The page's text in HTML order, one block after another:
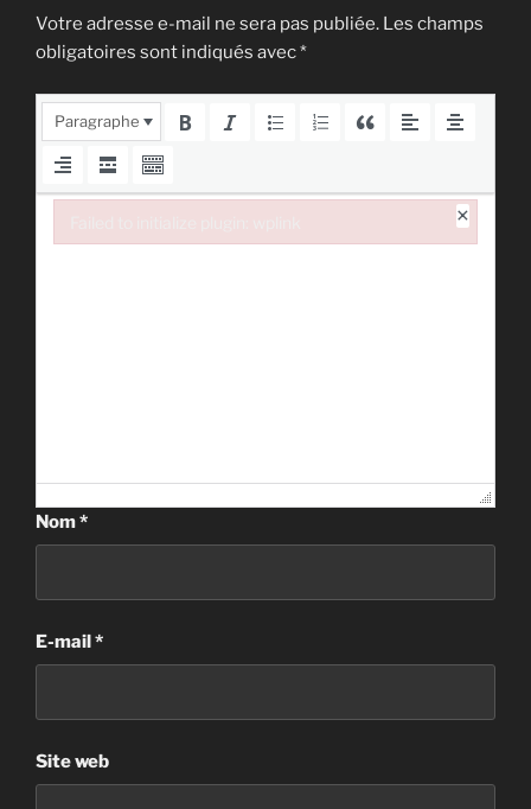
Votre adresse e-mail ne sera pas publiée. Les champs
obligatoires sont indiqués avec*
Paragraphe
Nom*
E-mail*
Site web
×
Failed to initialize plugin: wplink